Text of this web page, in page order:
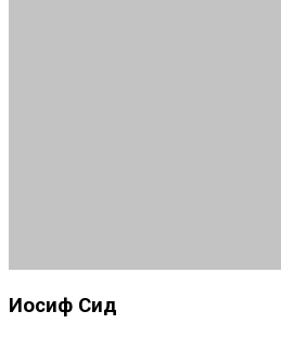
Иосиф Сид